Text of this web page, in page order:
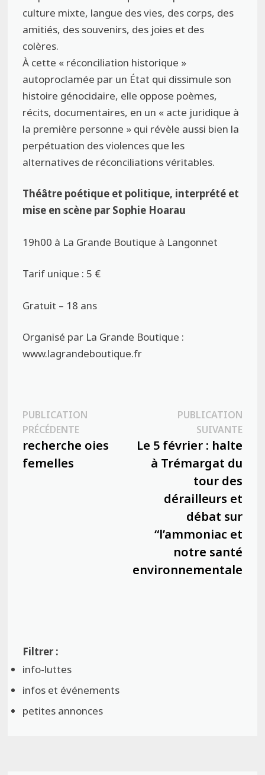
culture mixte, langue des vies, des corps, des
amitiés, des souvenirs, des joies et des
colères.
À cette « réconciliation historique »
autoproclamée par un État qui dissimule son
histoire génocidaire, elle oppose poèmes,
récits, documentaires, en un « acte juridique à
la première personne » qui révèle aussi bien la
perpétuation des violences que les
alternatives de réconciliations véritables.
Théâtre poétique et politique, interprété et
mise en scène par Sophie Hoarau
19h00 à La Grande Boutique à Langonnet
Tarif unique : 5 €
Gratuit – 18 ans
Organisé par La Grande Boutique :
www.lagrandeboutique.fr
Navigation
de
l’article
PUBLICATION
PRÉCÉDENTEPublication
précédente :
recherche oies
femelles
PUBLICATION
SUIVANTE
Le 5 février : halte
à Trémargat du
tour des
dérailleurs et
débat sur
“l’ammoniac et
notre santé
environnementale”
info-luttes
infos et événements
petites annonces